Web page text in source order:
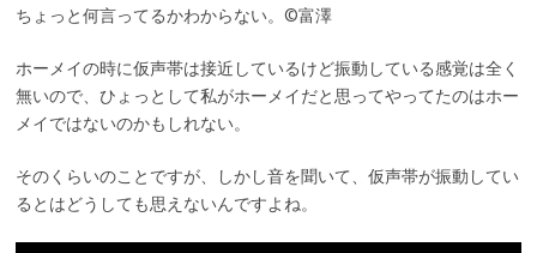
ちょっと何言ってるかわからない。©富澤
ホーメイの時に仮声帯は接近しているけど振動している感覚は全く
無いので、ひょっとして私がホーメイだと思ってやってたのはホー
メイではないのかもしれない。
そのくらいのことですが、しかし音を聞いて、仮声帯が振動してい
るとはどうしても思えないんですよね。